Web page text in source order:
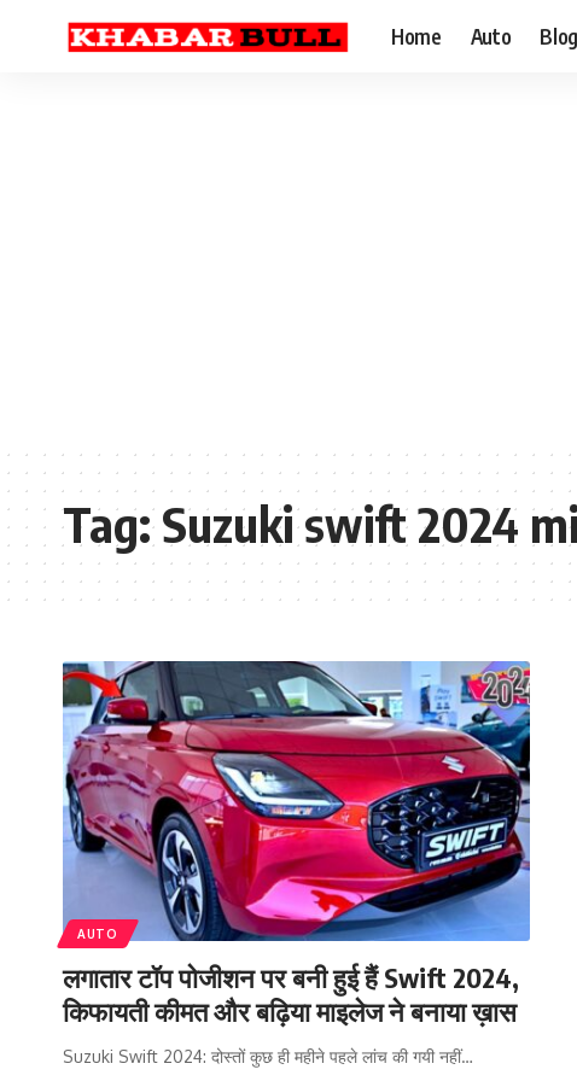
Home Auto Blog
Tag:Suzuki swift 2024
AUTO
लगातार टॉप पोजीशन पर बनी हुई हैं Swift 2024,
किफायती कीमत और बढ़िया माइलेज ने बनाया ख़ास
Suzuki Swift 2024: दोस्तों कुछ ही महीने पहले लांच की गयी नहीं…